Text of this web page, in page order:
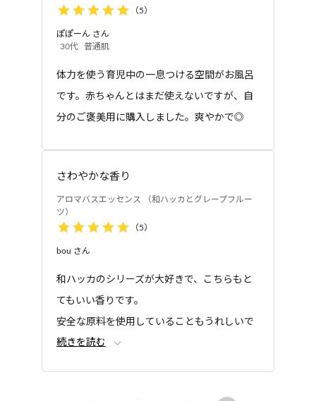
（5）
ぽぽーん さん
30代
普通肌
体力を使う育児中の一息つける空間がお風呂
です。赤ちゃんとはまだ使えないですが、自
分のご褒美用に購入しました。爽やかで◎
さわやかな香り
アロマバスエッセンス （和ハッカとグレープフルー
ツ）
（5）
bou さん
和ハッカのシリーズが大好きで、こちらもと
てもいい香りです。
安全な原料を使用していることもうれしいで
す。
続きを読む